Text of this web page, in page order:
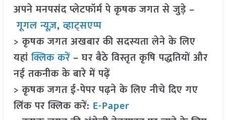
अपने मनपसंद प्लेटफॉर्म पे कृषक जगत से जुड़े –
गूगल न्यूज़,व्हाट्सएप्प
> कृषक जगत अखबार की सदस्यता लेने के लिए
यहांक्लिक करें– घर बैठे विस्तृत कृषि पद्धतियों और
नई तकनीक के बारे में पढ़ें
> कृषक जगत ई-पेपर पढ़ने के लिए नीचे दिए गए
लिंक पर क्लिक करें: E-Paper